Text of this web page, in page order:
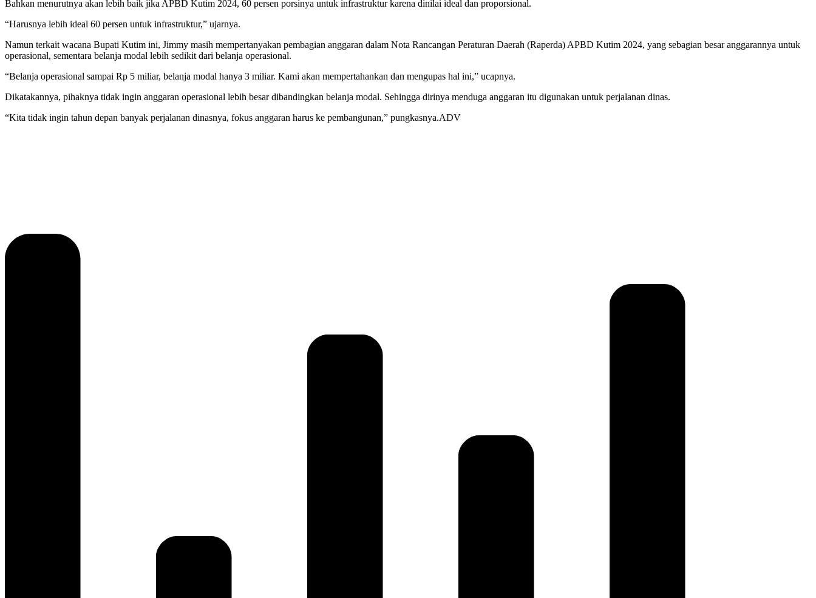
Bahkan menurutnya akan lebih baik jika APBD Kutim 2024, 60 persen porsinya untuk infrastruktur karena dinilai ideal dan proporsional.
“Harusnya lebih ideal 60 persen untuk infrastruktur,” ujarnya.
Namun terkait wacana Bupati Kutim ini, Jimmy masih mempertanyakan pembagian anggaran dalam Nota Rancangan Peraturan Daerah (Raperda) APBD Kutim 2024, yang sebagian besar anggarannya untuk
operasional, sementara belanja modal lebih sedikit dari belanja operasional.
“Belanja operasional sampai Rp 5 miliar, belanja modal hanya 3 miliar. Kami akan mempertahankan dan mengupas hal ini,” ucapnya.
Dikatakannya, pihaknya tidak ingin anggaran operasional lebih besar dibandingkan belanja modal. Sehingga dirinya menduga anggaran itu digunakan untuk perjalanan dinas.
“Kita tidak ingin tahun depan banyak perjalanan dinasnya, fokus anggaran harus ke pembangunan,” pungkasnya.ADV